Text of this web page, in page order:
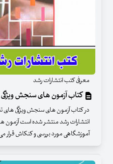
معرفی کتب انتشارات رشد
کتاب آزمون های سنجش
در کتاب آزمون های سنجش ویژگی های
انتشارات رشد منتشر شده است آزمون
آموزشگاهی مورد بررسی و کنکاش قرار می